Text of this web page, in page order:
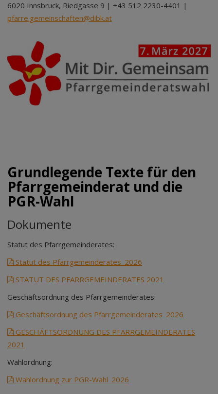
6020 Innsbruck, Riedgasse 9 | +43 512 2230-4401 |
pfarre.gemeinschaften@dibk.at
Grundlegende Texte für den
Pfarrgemeinderat und die
PGR-Wahl
Dokumente
Statut des Pfarrgemeinderates:
Statut des Pfarrgemeinderates_2026
STATUT DES PFARRGEMEINDERATES 2021
Geschäftsordnung des Pfarrgemeinderates:
Geschäftsordnung des Pfarrgemeinderates_2026
GESCHÄFTSORDNUNG DES PFARRGEMEINDERATES
2021
Wahlordnung:
Wahlordnung zur PGR-Wahl_2026